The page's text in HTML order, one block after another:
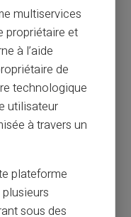
puis-je
prépayée ?
internet ?
multiservices
propriétaire et
à l’aide
de
technologique
utilisateur
à travers un
plateforme
sous des